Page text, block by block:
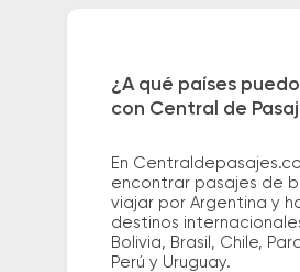
¿A qué países
con Central de
En
encontrar pasajes de
viajar por Argentina y
destinos
Bolivia, Brasil, Chile,
Perú y Uruguay.